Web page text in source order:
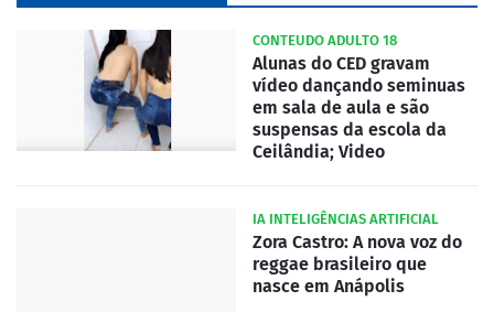
CONTEUDO ADULTO 18
Alunas do CED gravam
vídeo dançando seminuas
em sala de aula e são
suspensas da escola da
Ceilândia; Video
IA INTELIGÊNCIAS ARTIFICIAL
Zora Castro: A nova voz do
reggae brasileiro que
nasce em Anápolis